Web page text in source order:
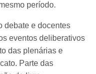
período.
debate e docentes
eventos deliberativos
das plenárias e
Parte das